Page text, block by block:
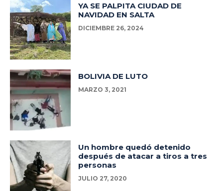
YA SE PALPITA CIUDAD DE
NAVIDAD EN SALTA
DICIEMBRE 26, 2024
BOLIVIA DE LUTO
MARZO 3, 2021
Un hombre quedó detenido
después de atacar a tiros a tres
personas
JULIO 27, 2020